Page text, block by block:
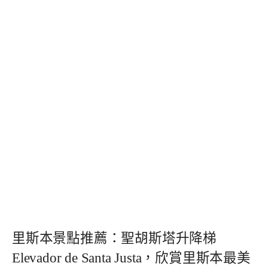
里斯本景點推薦：聖胡斯塔升降梯
Elevador de Santa Justa，欣賞里斯本最美